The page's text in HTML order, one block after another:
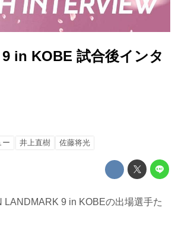
in KOBE 試合後インタ
ー 井上直樹 佐藤将光
9 in KOBEの出場選手た